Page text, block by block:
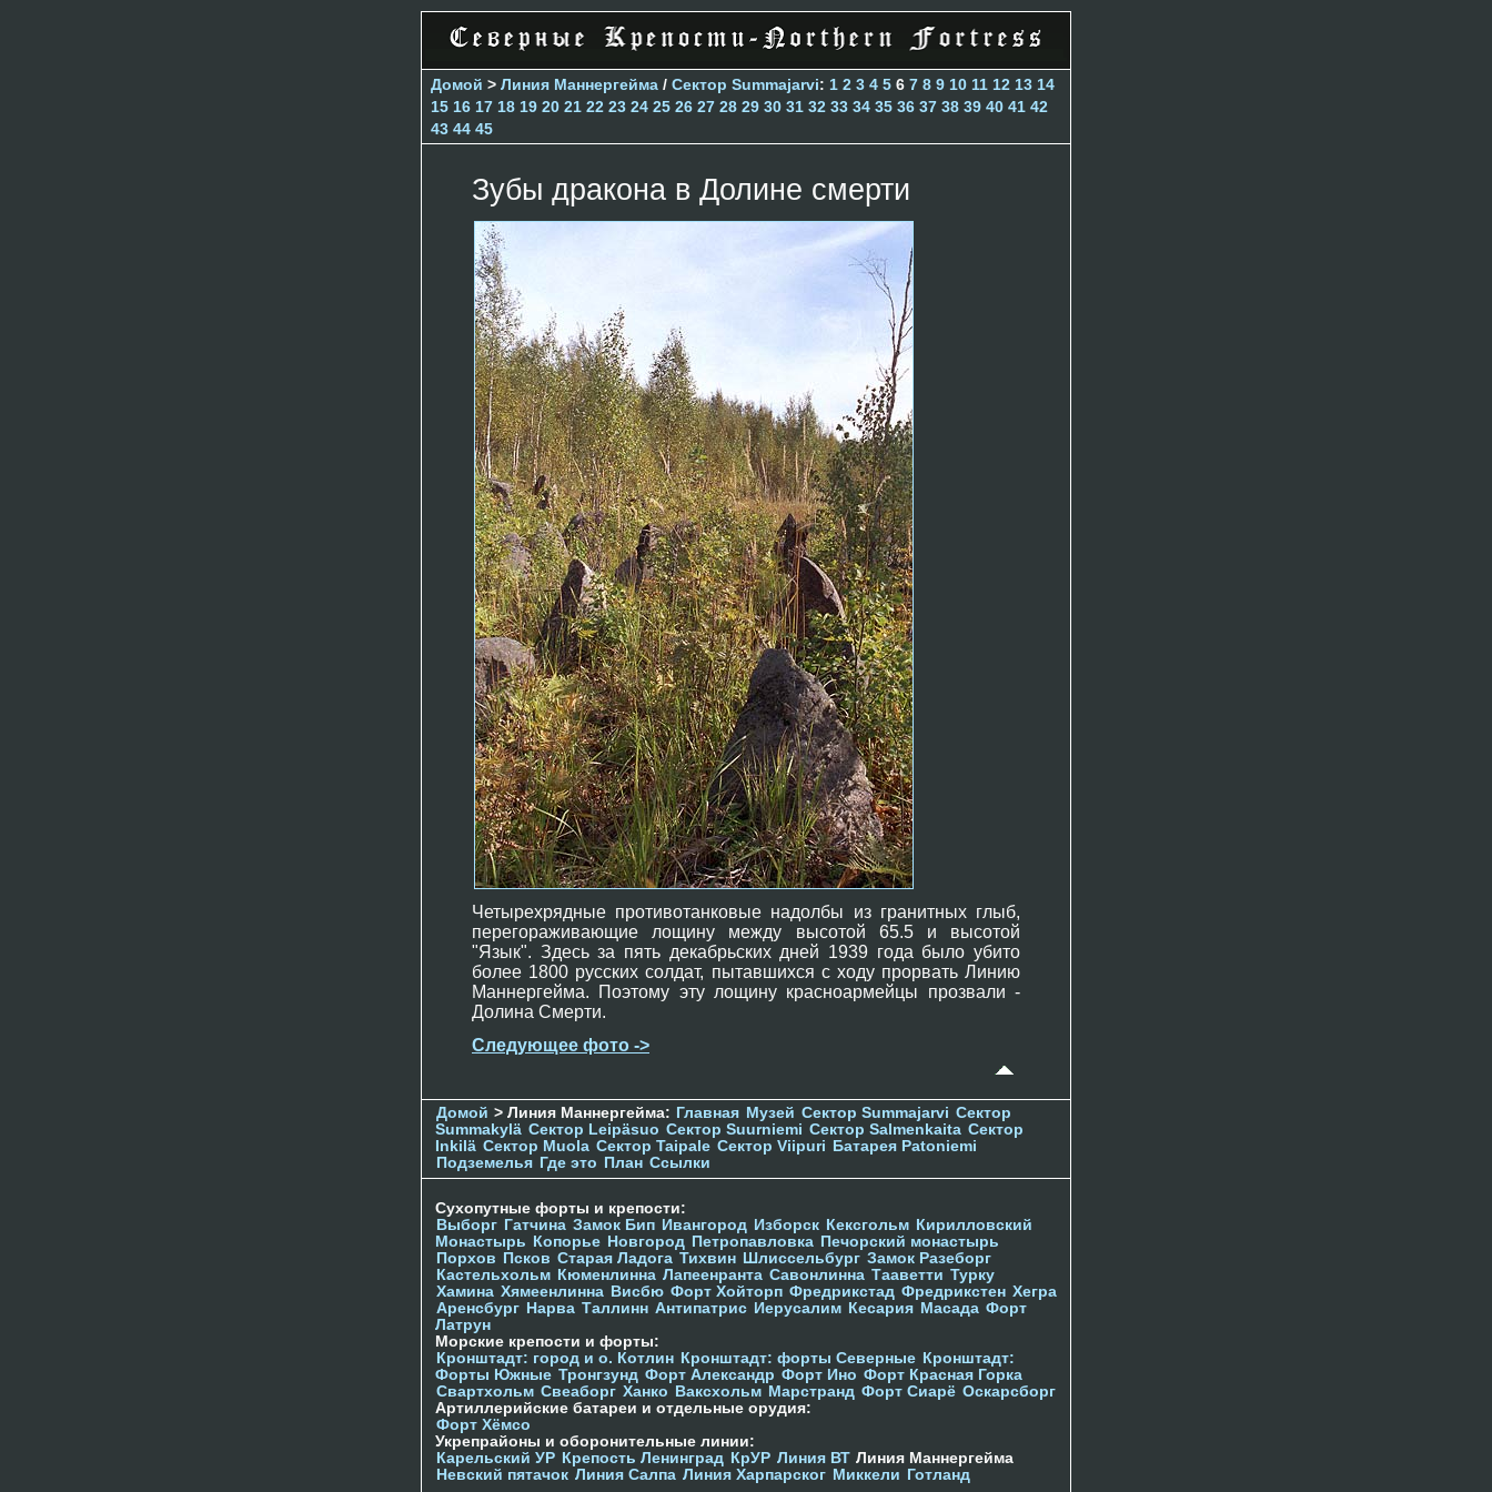
Домой > Линия Маннергейма / Сектор Summajarvi: 1 2 3 4 5 6 7 8 9 10 11 12 13 14
15 16 17 18 19 20 21 22 23 24 25 26 27 28 29 30 31 32 33 34 35 36 37 38 39 40 41 42
43 44 45
Зубы дракона в Долине смерти
Четырехрядные противотанковые надолбы из гранитных глыб,
перегораживающие лощину между высотой 65.5 и высотой
"Язык". Здесь за пять декабрьских дней 1939 года было убито
более 1800 русских солдат, пытавшихся с ходу прорвать Линию
Маннергейма. Поэтому эту лощину красноармейцы прозвали -
Долина Смерти.
Следующее фото ->
Домой > Линия Маннергейма: Главная Музей Сектор Summajarvi Сектор
Summakylä Сектор Leipäsuo Сектор Suurniemi Сектор Salmenkaita Сектор
Inkilä Сектор Muola Сектор Taipale Сектор Viipuri
Батарея Patoniemi
Подземелья Где это План Ссылки
Сухопутные форты и крепости:
Выборг Гатчина Замок Бип Ивангород Изборск Кексгольм Кирилловский
Монастырь
Копорье Новгород Петропавловка Печорcкий монастырь
Порхов
Псков Старая Ладога Тихвин Шлиссельбург Замок Разеборг
Кастельхольм Кюменлинна Лапеенранта Савонлинна Тааветти Турку
Хамина Хямеенлинна Висбю Форт Хойторп Фредрикстад Фредрикстен Хегра
Аренсбург Нарва Таллинн Антипатрис Иерусалим Кесария Масада Форт
Латрун
Морские крепости и форты:
Кронштадт: город и о. Котлин Кронштадт: форты Северные Кронштадт:
Форты Южные Тронгзунд Форт Александр Форт Ино Форт Красная Горка
Свартхольм Свеаборг Ханко Ваксхольм Марстранд Форт Сиарё Оскарсборг
Артиллерийские батареи и отдельные орудия:
Форт Хёмсо
Укрепрайоны и оборонительные линии:
Карельский УР Крепость Ленинград КрУР Линия ВТ Линия Маннергейма
Невский пятачок Линия Салпа Линия Харпарског Миккели Готланд